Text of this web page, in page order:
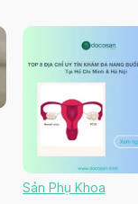
Sản Phụ Khoa